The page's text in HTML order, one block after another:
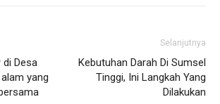
Desa
yang
Selanjutnya
Kebutuhan Darah Di Sumsel
Tinggi, Ini Langkah Yang
Dilakukan